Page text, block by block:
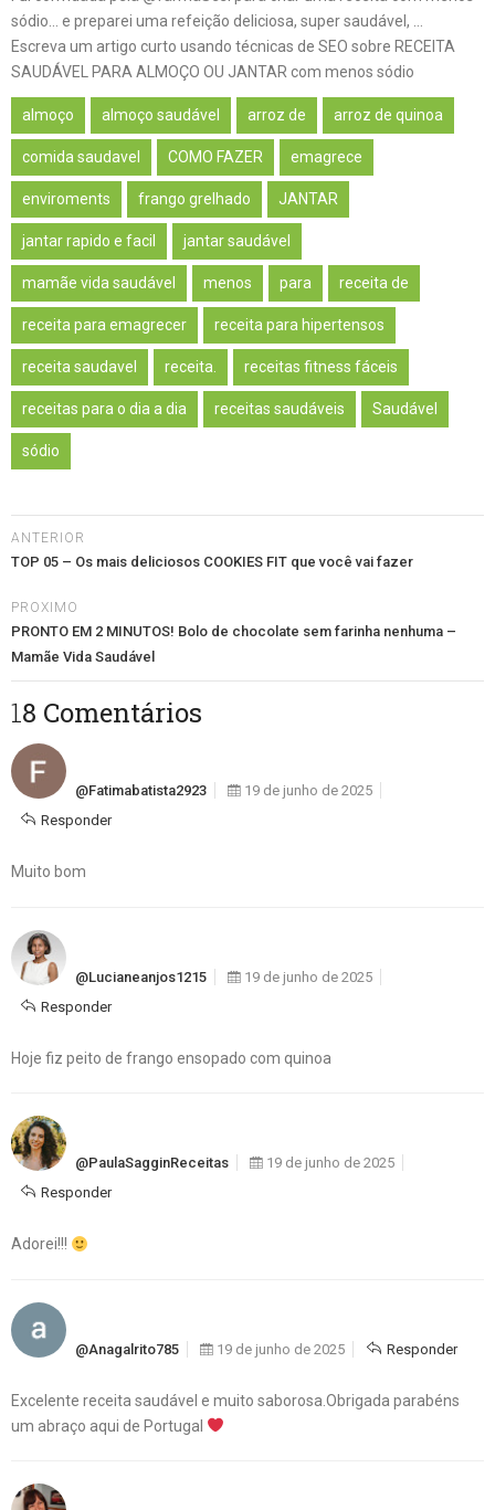
sódio… e preparei uma refeição deliciosa, super saudável, …
Escreva um artigo curto usando técnicas de SEO sobre RECEITA
SAUDÁVEL PARA ALMOÇO OU JANTAR com menos sódio
almoço almoço saudável arroz de arroz de quinoa
comida saudavel COMO FAZER emagrece
enviroments frango grelhado JANTAR
jantar rapido e facil jantar saudável
mamãe vida saudável menos para receita de
receita para emagrecer receita para hipertensos
receita saudavel receita. receitas fitness fáceis
receitas para o dia a dia receitas saudáveis Saudável
sódio
ANTERIOR
TOP 05 – Os mais deliciosos COOKIES FIT que você vai fazer
PROXIMO
PRONTO EM 2 MINUTOS! Bolo de chocolate sem farinha nenhuma –
Mamãe Vida Saudável
18 Comentários
@fatimabatista2923
19 de junho de 2025
Responder
Muito bom
@Lucianeanjos1215
19 de junho de 2025
Responder
Hoje fiz peito de frango ensopado com quinoa
@PaulaSagginReceitas
19 de junho de 2025
Responder
Adorei!!!
@anagalrito785 19 de junho de 2025 Responder
Excelente receita saudável e muito saborosa.Obrigada parabéns
um abraço aqui de Portugal